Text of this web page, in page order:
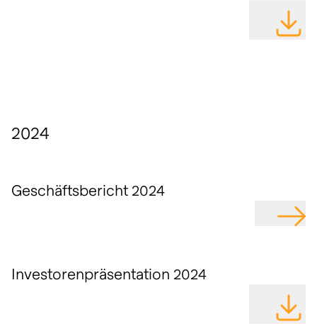
DATEI
2024
Geschäftsbericht 2024
GEHE
Investorenpräsentation 2024
DATEI